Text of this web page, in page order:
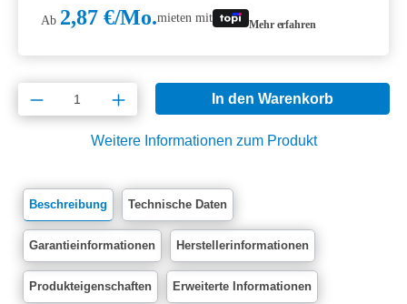
Ab 2,87 €/Mo.mieten mit Mehr erfahren
Produkt Anzahl: Gib den gewünschten
In den Warenkorb
Weitere Informationen zum Produkt
Beschreibung Technische Daten
Garantieinformationen Herstellerinformationen
Produkteigenschaften Erweiterte Informationen